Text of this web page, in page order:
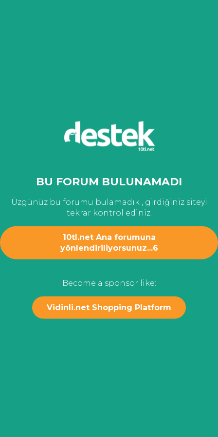
BU FORUM BULUNAMADI
Üzgünüz bu forumu bulamadık , girdiğiniz siteyi
tekrar kontrol ediniz.
10tl.net Ana forumuna
yönlendiriliyorsunuz...6
Become a sponsor like:
Vidinli.net Shopping Platform